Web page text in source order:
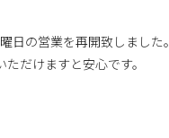
日の営業を再開致しました。
だけますと安心です。